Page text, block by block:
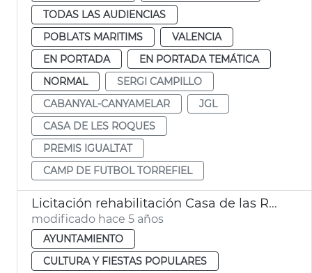
TODAS LAS AUDIENCIAS
POBLATS MARITIMS
VALENCIA
EN PORTADA
EN PORTADA TEMÁTICA
NORMAL
SERGI CAMPILLO
CABANYAL-CANYAMELAR
JGL
CASA DE LES ROQUES
PREMIS IGUALTAT
CAMP DE FUTBOL TORREFIEL
Licitación rehabilitación Casa de las Rocas
modificado hace 5 años
AYUNTAMIENTO
CULTURA Y FIESTAS POPULARES